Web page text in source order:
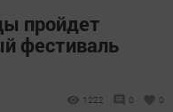
пройдет
фестиваль
1222 0 0